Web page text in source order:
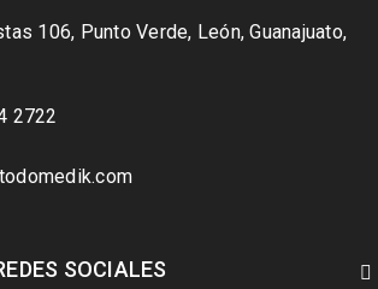
106, Punto Verde, León, Guanajuato,
2722
SOCIALES